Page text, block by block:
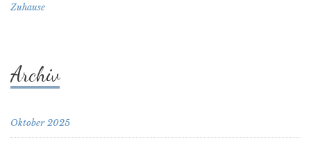
Zuhause
Archiv
Oktober 2025